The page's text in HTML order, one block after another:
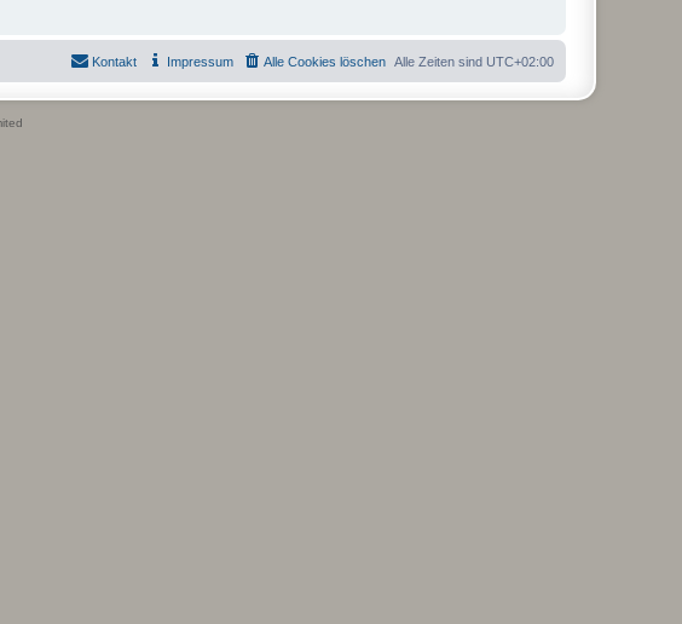
Alle Zeiten sind UTC+02:00
Alle Cookies löschen
Impressum
Kontakt